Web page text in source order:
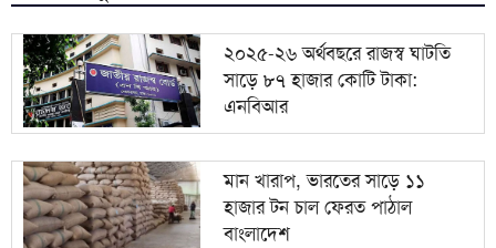
৯ জুলাই স্মৃতি জাদুঘর যা আছে আর যা নেই
১০ সালমান শাহ হত্যা মামলায় গ্রেপ্তার অভিনেতা ডন
২০২৫-২৬ অর্থবছরে রাজস্ব ঘাটতি
সাড়ে ৮৭ হাজার কোটি টাকা:
এনবিআর
মান খারাপ, ভারতের সাড়ে ১১
হাজার টন চাল ফেরত পাঠাল
বাংলাদেশ